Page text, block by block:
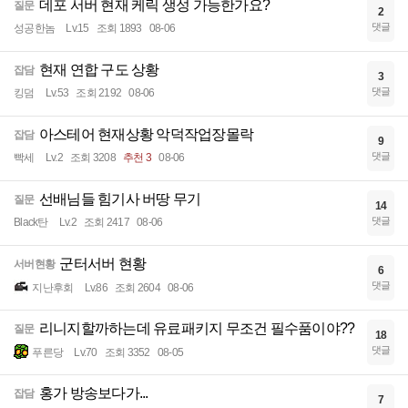
질문 데포 서버 현재 케릭 생성 가능한가요?
성공한놈 Lv.15 조회 1893 08-06
2
댓글
잡담 현재 연합 구도 상황
킹덤 Lv.53 조회 2192 08-06
3
댓글
잡담 아스테어 현재상황 악덕작업장몰락
빡세 Lv.2 조회 3208 추천 3 08-06
9
댓글
질문 선배님들 힘기사 버땅 무기
Black탄 Lv.2 조회 2417 08-06
14
댓글
서버현황 군터서버 현황
지난후회 Lv.86 조회 2604 08-06
6
댓글
질문 리니지할까하는데 유료패키지 무조건 필수품이야??
푸른당 Lv.70 조회 3352 08-05
18
댓글
잡담 홍가 방송보다가... 7